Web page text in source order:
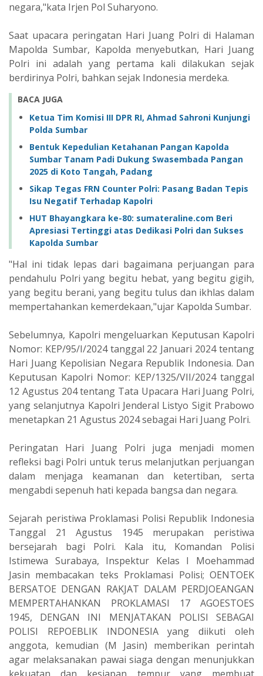
negara,"kata Irjen Pol Suharyono.
Saat upacara peringatan Hari Juang Polri di Halaman
Mapolda Sumbar, Kapolda menyebutkan, Hari Juang
Polri ini adalah yang pertama kali dilakukan sejak
berdirinya Polri, bahkan sejak Indonesia merdeka.
BACA JUGA
Ketua Tim Komisi III DPR RI, Ahmad Sahroni Kunjungi
Polda Sumbar
Bentuk Kepedulian Ketahanan Pangan Kapolda
Sumbar Tanam Padi Dukung Swasembada Pangan
2025 di Koto Tangah, Padang
Sikap Tegas FRN Counter Polri: Pasang Badan Tepis
Isu Negatif Terhadap Kapolri
HUT Bhayangkara ke-80: sumateraline.com Beri
Apresiasi Tertinggi atas Dedikasi Polri dan Sukses
Kapolda Sumbar
"Hal ini tidak lepas dari bagaimana perjuangan para
pendahulu Polri yang begitu hebat, yang begitu gigih,
yang begitu berani, yang begitu tulus dan ikhlas dalam
mempertahankan kemerdekaan,"ujar Kapolda Sumbar.
Sebelumnya, Kapolri mengeluarkan Keputusan Kapolri
Nomor: KEP/95/I/2024 tanggal 22 Januari 2024 tentang
Hari Juang Kepolisian Negara Republik Indonesia. Dan
Keputusan Kapolri Nomor: KEP/1325/VII/2024 tanggal
12 Agustus 204 tentang Tata Upacara Hari Juang Polri,
yang selanjutnya Kapolri Jenderal Listyo Sigit Prabowo
menetapkan 21 Agustus 2024 sebagai Hari Juang Polri.
Peringatan Hari Juang Polri juga menjadi momen
refleksi bagi Polri untuk terus melanjutkan perjuangan
dalam menjaga keamanan dan ketertiban, serta
mengabdi sepenuh hati kepada bangsa dan negara.
Sejarah peristiwa Proklamasi Polisi Republik Indonesia
Tanggal 21 Agustus 1945 merupakan peristiwa
bersejarah bagi Polri. Kala itu, Komandan Polisi
Istimewa Surabaya, Inspektur Kelas I Moehammad
Jasin membacakan teks Proklamasi Polisi; OENTOEK
BERSATOE DENGAN RAKJAT DALAM PERDJOEANGAN
MEMPERTAHANKAN PROKLAMASI 17 AGOESTOES
1945, DENGAN INI MENJATAKAN POLISI SEBAGAI
POLISI REPOEBLIK INDONESIA yang diikuti oleh
anggota, kemudian (M Jasin) memberikan perintah
agar melaksanakan pawai siaga dengan menunjukkan
kekuatan dan kesiapan tempur yang membuat